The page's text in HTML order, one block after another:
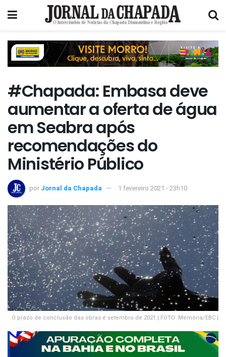
#Chapada: Embasa deve
aumentar a oferta de água
em Seabra após
recomendações do
Ministério Público
por Jornal da Chapada 1 fevereiro 2021 - 23h10
O prazo de conclusão das obras é setembro de 2021 | FOTO: Memória/EBC |